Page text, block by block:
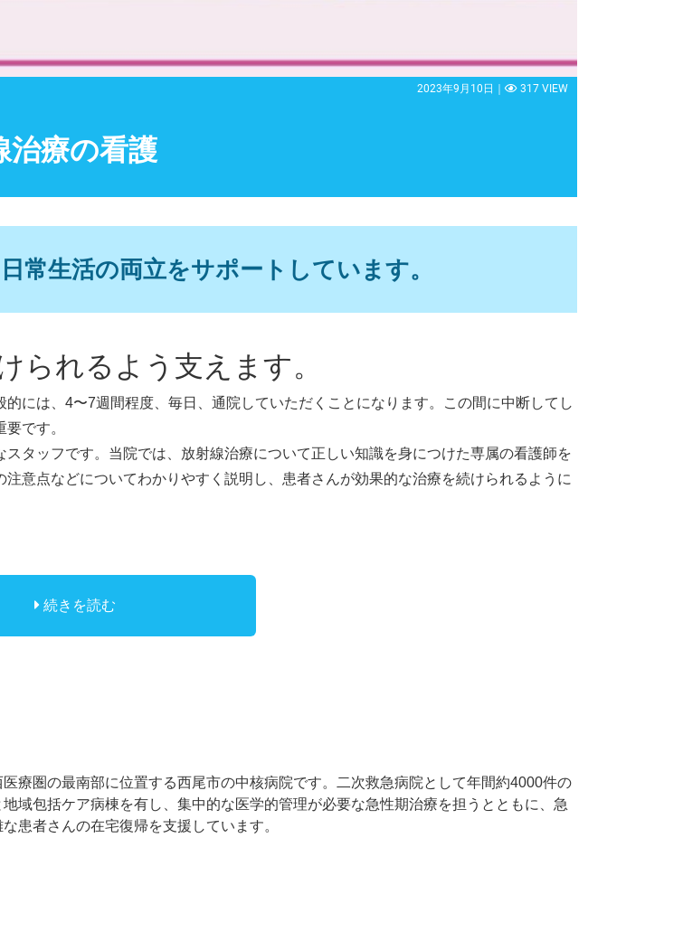
治療の看護
2023年9月10日｜ 317 VIEW
常生活の両立をサポートしています。
られるよう支えます。
には、4〜7週間程度、毎日、通院していただくことになります。この間に中断してし
です。
タッフです。当院では、放射線治療について正しい知識を身につけた専属の看護師を
意点などについてわかりやすく説明し、患者さんが効果的な治療を続けられるように
続きを読む
療圏の最南部に位置する西尾市の中核病院です。二次救急病院として年間約4000件の
域包括ケア病棟を有し、集中的な医学的管理が必要な急性期治療を担うとともに、急
患者さんの在宅復帰を支援しています。